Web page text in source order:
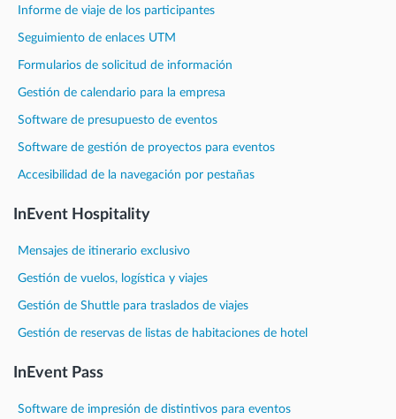
Informe de viaje de los participantes
Seguimiento de enlaces UTM
Formularios de solicitud de información
Gestión de calendario para la empresa
Software de presupuesto de eventos
Software de gestión de proyectos para eventos
Accesibilidad de la navegación por pestañas
InEvent Hospitality
Mensajes de itinerario exclusivo
Gestión de vuelos, logística y viajes
Gestión de Shuttle para traslados de viajes
Gestión de reservas de listas de habitaciones de hotel
InEvent Pass
Software de impresión de distintivos para eventos